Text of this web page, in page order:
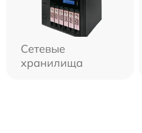
Сетевые
хранилища